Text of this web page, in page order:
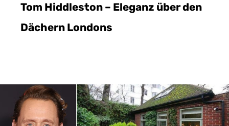
Tom Hiddleston – Eleganz über den
Dächern Londons